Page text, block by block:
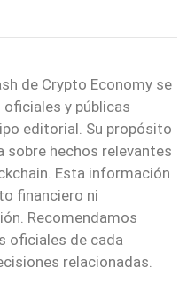
de Crypto Economy se
y públicas
editorial. Su propósito
hechos relevantes
Esta información
financiero ni
Recomendamos
oficiales de cada
relacionadas.